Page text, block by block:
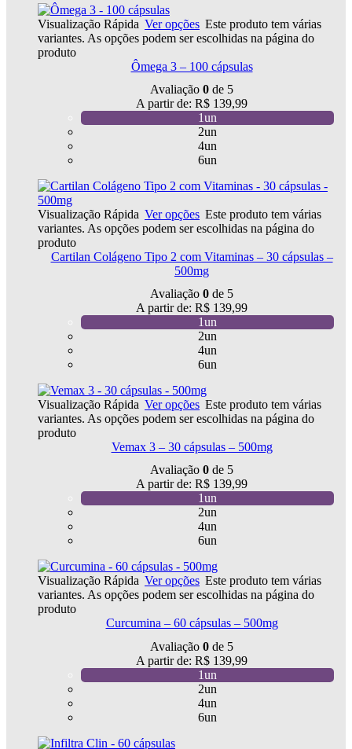
Visualização Rápida Ver opções Este produto tem várias
variantes. As opções podem ser escolhidas na página do
produto
Ômega 3 – 100 cápsulas
Avaliação 0 de 5
A partir de: R$ 139,99
1un
2un
4un
6un
Visualização Rápida Ver opções Este produto tem várias
variantes. As opções podem ser escolhidas na página do
produto
Cartilan Colágeno Tipo 2 com Vitaminas – 30 cápsulas –
500mg
Avaliação 0 de 5
A partir de: R$ 139,99
1un
2un
4un
6un
Visualização Rápida Ver opções Este produto tem várias
variantes. As opções podem ser escolhidas na página do
produto
Vemax 3 – 30 cápsulas – 500mg
Avaliação 0 de 5
A partir de: R$ 139,99
1un
2un
4un
6un
Visualização Rápida Ver opções Este produto tem várias
variantes. As opções podem ser escolhidas na página do
produto
Curcumina – 60 cápsulas – 500mg
Avaliação 0 de 5
A partir de: R$ 139,99
1un
2un
4un
6un